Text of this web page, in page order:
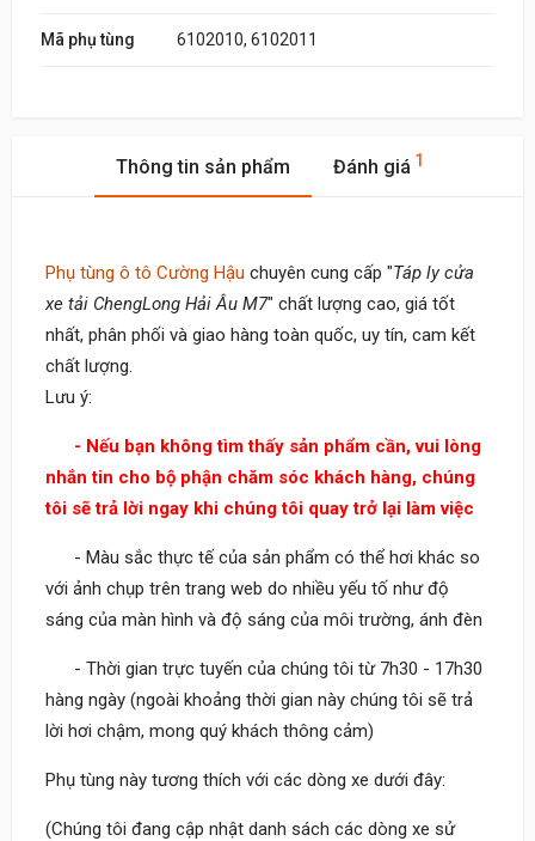
Mã phụ tùng 6102010, 6102011
Thông tin sản phẩm Đánh giá 1
Phụ tùng ô tô Cường Hậu chuyên cung cấp "Táp ly cửa
xe tải ChengLong Hải Âu M7" chất lượng cao, giá tốt
nhất, phân phối và giao hàng toàn quốc, uy tín, cam kết
chất lượng.
Lưu ý:
- Nếu bạn không tìm thấy sản phẩm cần, vui lòng
nhắn tin cho bộ phận chăm sóc khách hàng, chúng
tôi sẽ trả lời ngay khi chúng tôi quay trở lại làm việc
- Màu sắc thực tế của sản phẩm có thể hơi khác so
với ảnh chụp trên trang web do nhiều yếu tố như độ
sáng của màn hình và độ sáng của môi trường, ánh đèn
- Thời gian trực tuyến của chúng tôi từ 7h30 - 17h30
hàng ngày (ngoài khoảng thời gian này chúng tôi sẽ trả
lời hơi chậm, mong quý khách thông cảm)
Phụ tùng này tương thích với các dòng xe dưới đây:
(Chúng tôi đang cập nhật danh sách các dòng xe sử